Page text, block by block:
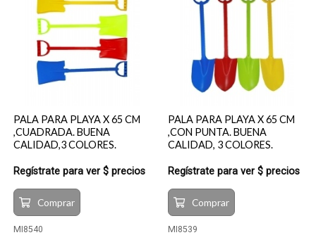
PALA PARA PLAYA X 65 CM
,CUADRADA. BUENA
CALIDAD,3 COLORES.
Regístrate para ver $ precios
Comprar
MI8540
PALA PARA PLAYA X 65 CM
,CON PUNTA. BUENA
CALIDAD, 3 COLORES.
Regístrate para ver $ precios
Comprar
MI8539